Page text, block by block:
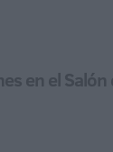
en el Salón